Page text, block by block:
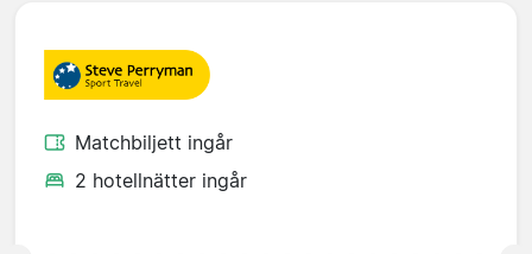
Matchbiljett ingår
2 hotellnätter ingår